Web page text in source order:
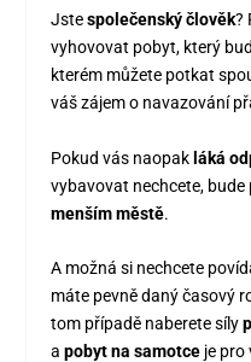
Jstespolečenský člověk?
vyhovovat pobyt, který
kterém můžete potkat
váš zájem o navazování
Pokud vás naopakláká
vybavovat nechcete,
menším městě.
A možná si nechcete
máte pevně daný časový
tom případě naberete síly
apobyt na samotce je pro